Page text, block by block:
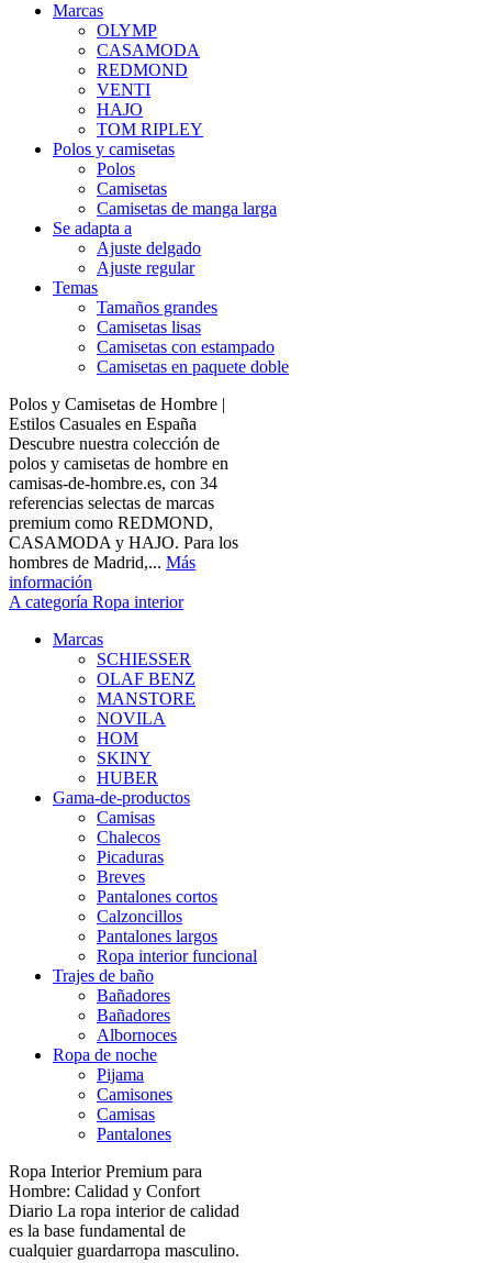
Marcas
OLYMP
CASAMODA
REDMOND
VENTI
HAJO
TOM RIPLEY
Polos y camisetas
Polos
Camisetas
Camisetas de manga larga
Se adapta a
Ajuste delgado
Ajuste regular
Temas
Tamaños grandes
Camisetas lisas
Camisetas con estampado
Camisetas en paquete doble
Polos y Camisetas de Hombre |
Estilos Casuales en España
Descubre nuestra colección de
polos y camisetas de hombre en
camisas-de-hombre.es, con 34
referencias selectas de marcas
premium como REDMOND,
CASAMODA y HAJO. Para los
hombres de Madrid,... Más
información
A categoría Ropa interior
Marcas
SCHIESSER
OLAF BENZ
MANSTORE
NOVILA
HOM
SKINY
HUBER
Gama-de-productos
Camisas
Chalecos
Picaduras
Breves
Pantalones cortos
Calzoncillos
Pantalones largos
Ropa interior funcional
Trajes de baño
Bañadores
Bañadores
Albornoces
Ropa de noche
Pijama
Camisones
Camisas
Pantalones
Ropa Interior Premium para
Hombre: Calidad y Confort
Diario La ropa interior de calidad
es la base fundamental de
cualquier guardarropa masculino.